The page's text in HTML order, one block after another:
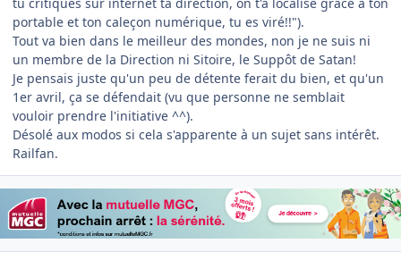
tu critiques sur internet ta direction, on t'a localisé grâce à ton
portable et ton caleçon numérique, tu es viré!!").
Tout va bien dans le meilleur des mondes, non je ne suis ni
un membre de la Direction ni Sitoire, le Suppôt de Satan!
Je pensais juste qu'un peu de détente ferait du bien, et qu'un
1er avril, ça se défendait (vu que personne ne semblait
vouloir prendre l'initiative ^^).
Désolé aux modos si cela s'apparente à un sujet sans intérêt.
Railfan.